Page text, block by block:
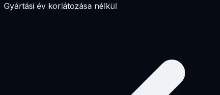
Gyártási év korlátozása nélkül